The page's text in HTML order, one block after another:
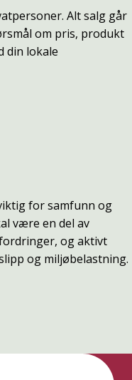
Alt salg går
om pris, produkt
din lokale
for samfunn og
være en del av
og aktivt
og miljøbelastning.